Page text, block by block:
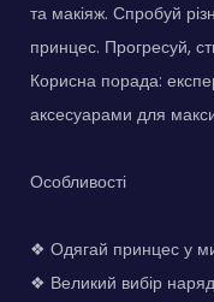
та макіяж. Спробуй
принцес. Прогресуй,
Корисна порада:
аксесуарами для
Особливості
❖ Одягай принцес у
❖ Великий вибір